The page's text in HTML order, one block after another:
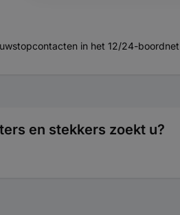
in het 12/24-boordnet
en stekkers zoekt u?